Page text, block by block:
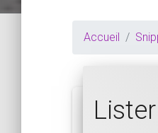
Accueil